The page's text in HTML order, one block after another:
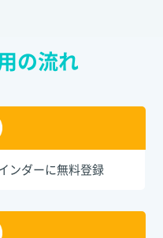
の流れ
ンダーに無料登録